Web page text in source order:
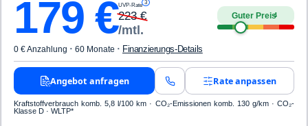
179 €UVP-Rate 3
223€
/mtl.
Guter Preis4
0 € Anzahlung · 60 Monate · Finanzierungs-Details
Angebot anfragen Rate anpassen
Kraftstoffverbrauch komb. 5,8 l/100 km · CO₂-Emissionen komb. 130 g/km · CO₂-
Klasse D · WLTP*